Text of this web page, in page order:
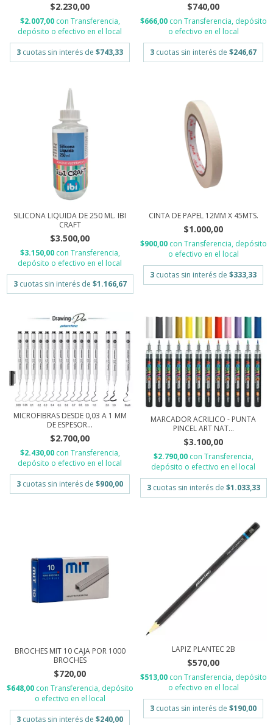
$2.230,00
$2.007,00 con Transferencia,
depósito o efectivo en el local
3 cuotas sin interés de $743,33
$740,00
$666,00 con Transferencia, depósito
o efectivo en el local
3 cuotas sin interés de $246,67
SILICONA LIQUIDA DE 250 ML. IBI
CRAFT
$3.500,00
$3.150,00 con Transferencia,
depósito o efectivo en el local
3 cuotas sin interés de $1.166,67
CINTA DE PAPEL 12MM X 45MTS.
$1.000,00
$900,00 con Transferencia, depósito
o efectivo en el local
3 cuotas sin interés de $333,33
MICROFIBRAS DESDE 0,03 A 1 MM
DE ESPESOR...
$2.700,00
$2.430,00 con Transferencia,
depósito o efectivo en el local
3 cuotas sin interés de $900,00
MARCADOR ACRILICO - PUNTA
PINCEL ART NAT...
$3.100,00
$2.790,00 con Transferencia,
depósito o efectivo en el local
3 cuotas sin interés de $1.033,33
BROCHES MIT 10 CAJA POR 1000
BROCHES
$720,00
$648,00 con Transferencia, depósito
o efectivo en el local
3 cuotas sin interés de $240,00
LAPIZ PLANTEC 2B
$570,00
$513,00 con Transferencia, depósito
o efectivo en el local
3 cuotas sin interés de $190,00